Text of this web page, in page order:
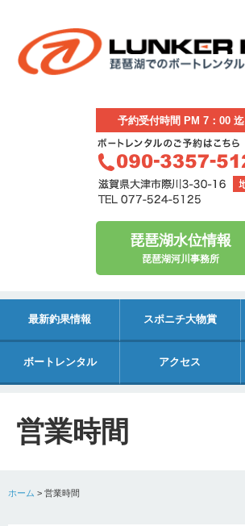
予約受付時間 PM 7：00 迄
琵琶湖水位情報
琵琶湖河川事務所
最新釣果情報 スポニチ大物賞
ボートレンタル アクセス
営業時間
ホーム > 営業時間